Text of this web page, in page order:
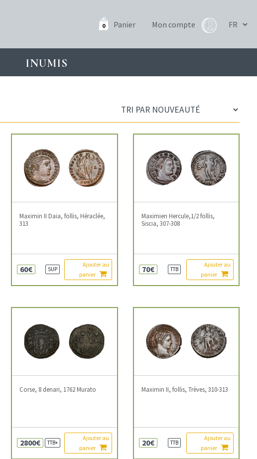
0 Panier Mon compte
INUMIS
Maximin II Daia, follis, Héraclée,
313
60€ SUP
Ajouter au
panier
Maximien Hercule,1/2 follis,
Siscia, 307-308
70€ TTB
Ajouter au
panier
Corse, 8 denari, 1762 Murato
2800€ TTB+
Ajouter au
panier
Maximin II, follis, Trèves, 310-313
20€ TTB
Ajouter au
panier